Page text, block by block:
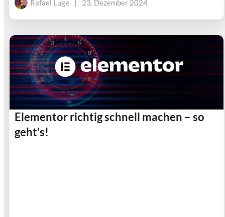
Rafael Luge | 23. Dezember 2024
Elementor richtig schnell machen – so
geht’s!